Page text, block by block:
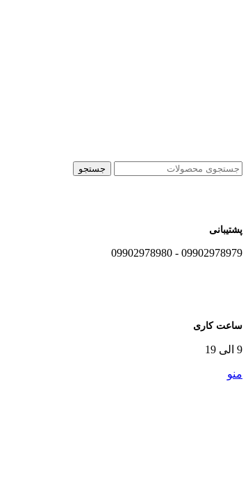
جستجو
پشتیبانی
09902978979 - 09902978980
ساعت کاری
9 الی 19
منو